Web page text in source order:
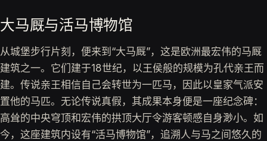
大马厩与活马博物馆
从城堡步行片刻，便来到“大马厩”，这是欧洲最宏伟的马厩
建筑之一。它们建于18世纪，以王侯般的规模为孔代亲王而
建。传说亲王相信自己会转世为一匹马，因此以皇家气派安
置他的马匹。无论传说真假，其成果本身便是一座纪念碑：
高耸的中央穹顶和宏伟的拱顶大厅令游客顿感自身渺小。如
今，这座建筑内设有“活马博物馆”，追溯人与马之间悠久的